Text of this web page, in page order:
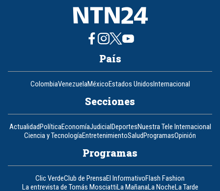
País
ColombiaVenezuelaMéxicoEstados UnidosInternacional
Secciones
ActualidadPolíticaEconomíaJudicialDeportesNuestra Tele Internacional
Ciencia y TecnologíaEntretenimientoSaludProgramasOpinión
Programas
Clic VerdeClub de PrensaEl InformativoFlash Fashion
La entrevista de Tomás MosciattiLa MañanaLa NocheLa Tarde